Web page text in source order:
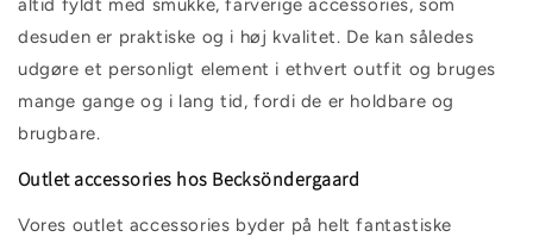
altid fyldt med smukke, farverige accessories, som
desuden er praktiske og i høj kvalitet. De kan således
udgøre et personligt element i ethvert outfit og bruges
mange gange og i lang tid, fordi de er holdbare og
brugbare.
Outlet accessories hos Becksöndergaard
Vores outlet accessories byder på helt fantastiske